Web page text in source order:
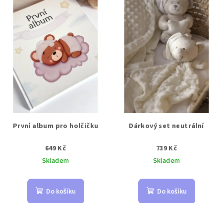
První album pro holčičku
649 Kč
Skladem
Do košíku
Dárkový set neutrální
739 Kč
Skladem
Do košíku